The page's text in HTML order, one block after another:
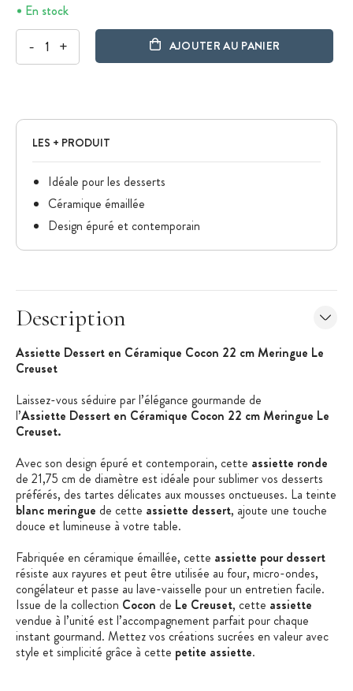
En stock
- + AJOUTER AU PANIER
LES + PRODUIT
Idéale pour les desserts
Céramique émaillée
Design épuré et contemporain
Description
Assiette Dessert en Céramique Cocon 22 cm Meringue Le
Creuset
Laissez-vous séduire par l’élégance gourmande de
l’Assiette Dessert en Céramique Cocon 22 cm Meringue Le
Creuset.
Avec son design épuré et contemporain, cette assiette ronde
de 21,75 cm de diamètre est idéale pour sublimer vos desserts
préférés, des tartes délicates aux mousses onctueuses. La teinte
blanc meringue de cette assiette dessert, ajoute une touche
douce et lumineuse à votre table.
Fabriquée en céramique émaillée, cette assiette pour dessert
résiste aux rayures et peut être utilisée au four, micro-ondes,
congélateur et passe au lave-vaisselle pour un entretien facile.
Issue de la collection Cocon de Le Creuset, cette assiette
vendue à l’unité est l’accompagnement parfait pour chaque
instant gourmand. Mettez vos créations sucrées en valeur avec
style et simplicité grâce à cette petite assiette.